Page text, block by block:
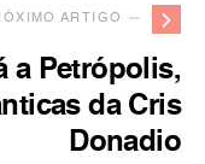
ARTIGO —
a Petrópolis,
da Cris
Donadio